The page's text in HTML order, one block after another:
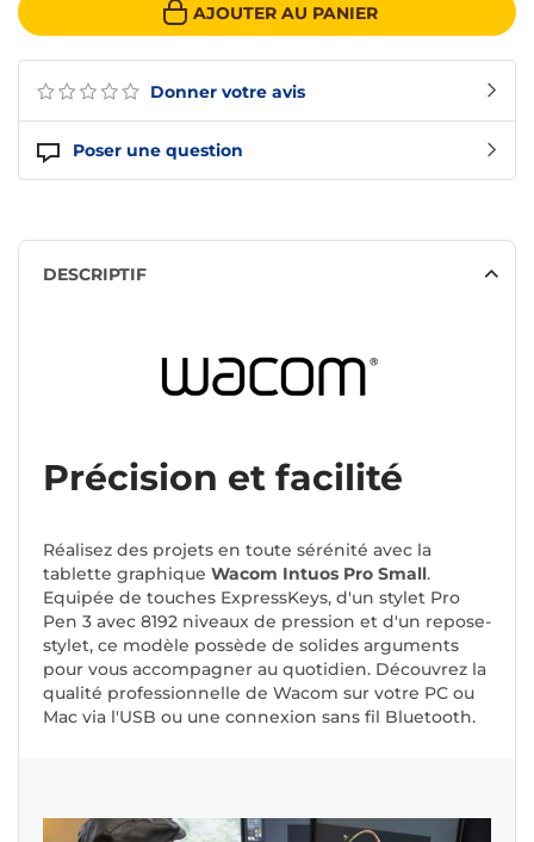
Donner votre avis
Poser une question
AJOUTER AU PANIER
DESCRIPTIF
Précision et facilité
Réalisez des projets en toute sérénité avec la
tablette graphique Wacom Intuos Pro Small.
Equipée de touches ExpressKeys, d'un stylet Pro
Pen 3 avec 8192 niveaux de pression et d'un repose-
stylet, ce modèle possède de solides arguments
pour vous accompagner au quotidien. Découvrez la
qualité professionnelle de Wacom sur votre PC ou
Mac via l'USB ou une connexion sans fil Bluetooth.